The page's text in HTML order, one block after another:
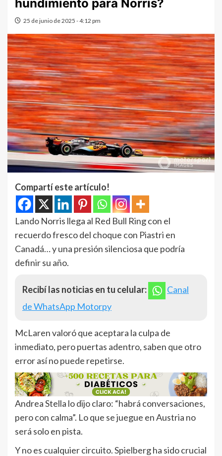
hundimiento para Norris?
25 de junio de 2025 - 4:12 pm
Compartí este artículo!
Lando Norris llega al Red Bull Ring con el
recuerdo fresco del choque con Piastri en
Canadá… y una presión silenciosa que podría
definir su año.
Recibí las noticias en tu celular:
Canal
de WhatsApp Motorpy
McLaren valoró que aceptara la culpa de
inmediato, pero puertas adentro, saben que otro
error así no puede repetirse.
Andrea Stella lo dijo claro: “habrá conversaciones,
pero con calma”. Lo que se juegue en Austria no
será solo en pista.
Y no es cualquier circuito. Spielberg ha sido crucial